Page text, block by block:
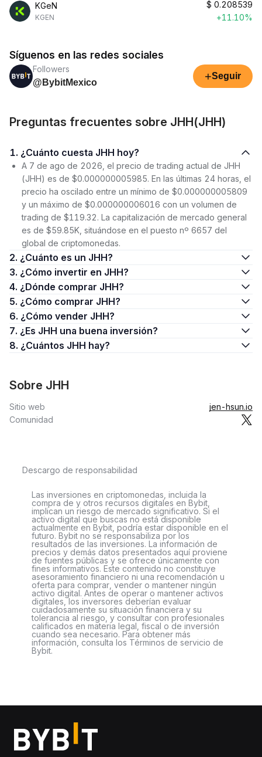
KGeN
KGEN
$ 0.208539
+11.10%
Síguenos en las redes sociales
Followers
@BybitMexico
+Seguir
Preguntas frecuentes sobre JHH(JHH)
1. ¿Cuánto cuesta JHH hoy?
A 7 de ago de 2026, el precio de trading actual de JHH
(JHH) es de $0.000000005985. En las últimas 24 horas, el
precio ha oscilado entre un mínimo de $0.000000005809
y un máximo de $0.000000006016 con un volumen de
trading de $119.32. La capitalización de mercado general
es de $59.85K, situándose en el puesto nº 6657 del
global de criptomonedas.
2. ¿Cuánto es un JHH?
3. ¿Cómo invertir en JHH?
4. ¿Dónde comprar JHH?
5. ¿Cómo comprar JHH?
6. ¿Cómo vender JHH?
7. ¿Es JHH una buena inversión?
8. ¿Cuántos JHH hay?
Sobre JHH
Sitio web
jen-hsun.io
Comunidad
Descargo de responsabilidad
Las inversiones en criptomonedas, incluida la
compra de y otros recursos digitales en Bybit,
implican un riesgo de mercado significativo. Si el
activo digital que buscas no está disponible
actualmente en Bybit, podría estar disponible en el
futuro. Bybit no se responsabiliza por los
resultados de las inversiones. La información de
precios y demás datos presentados aquí proviene
de fuentes públicas y se ofrece únicamente con
fines informativos. Este contenido no constituye
asesoramiento financiero ni una recomendación u
oferta para comprar, vender o mantener ningún
activo digital. Antes de operar o mantener activos
digitales, los inversores deberían evaluar
cuidadosamente su situación financiera y su
tolerancia al riesgo, y consultar con profesionales
calificados en materia legal, fiscal o de inversión
cuando sea necesario. Para obtener más
información, consulta los Términos de servicio de
Bybit.